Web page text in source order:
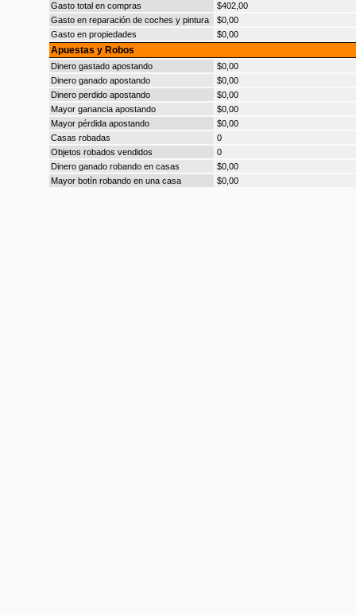
Gasto total en compras
$402,00
Gasto en reparación de coches y pintura
$0,00
Gasto en propiedades
$0,00
Apuestas y Robos
Dinero gastado apostando
$0,00
Dinero ganado apostando
$0,00
Dinero perdido apostando
$0,00
Mayor ganancia apostando
$0,00
Mayor pérdida apostando
$0,00
Casas robadas
0
Objetos robados vendidos
0
Dinero ganado robando en casas
$0,00
Mayor botín robando en una casa
$0,00